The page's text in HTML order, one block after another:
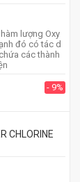
lượng Oxy
đó có tác d
các thành
- 9%
CHLORINE